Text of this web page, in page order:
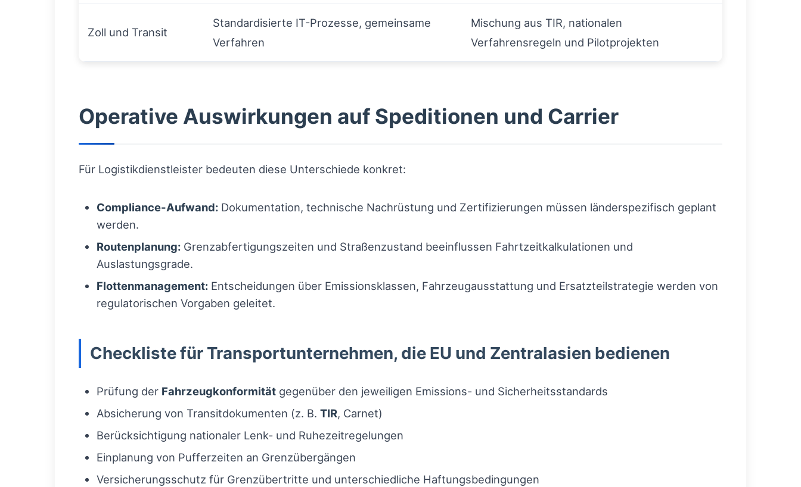
Zoll und Transit
Standardisierte IT-Prozesse, gemeinsame
Verfahren
Mischung aus TIR, nationalen
Verfahrensregeln und Pilotprojekten
Operative Auswirkungen auf Speditionen und Carrier
Für Logistikdienstleister bedeuten diese Unterschiede konkret:
Compliance-Aufwand: Dokumentation, technische Nachrüstung und Zertifizierungen müssen länderspezifisch geplant
werden.
Routenplanung: Grenzabfertigungszeiten und Straßenzustand beeinflussen Fahrtzeitkalkulationen und
Auslastungsgrade.
Flottenmanagement: Entscheidungen über Emissionsklassen, Fahrzeugausstattung und Ersatzteilstrategie werden von
regulatorischen Vorgaben geleitet.
Checkliste für Transportunternehmen, die EU und Zentralasien bedienen
Prüfung der Fahrzeugkonformität gegenüber den jeweiligen Emissions- und Sicherheitsstandards
Absicherung von Transitdokumenten (z. B. TIR, Carnet)
Berücksichtigung nationaler Lenk- und Ruhezeitregelungen
Einplanung von Pufferzeiten an Grenzübergängen
Versicherungsschutz für Grenzübertritte und unterschiedliche Haftungsbedingungen